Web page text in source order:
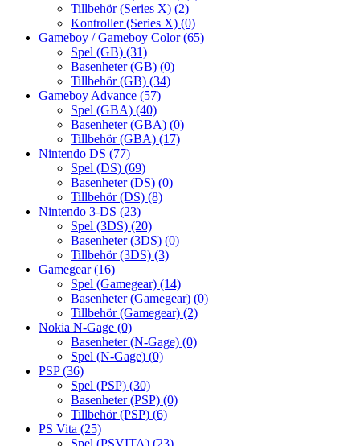
Tillbehör (Series X) (2)
Kontroller (Series X) (0)
Gameboy / Gameboy Color(65)
Spel (GB) (31)
Basenheter (GB) (0)
Tillbehör (GB) (34)
Gameboy Advance (57)
Spel (GBA) (40)
Basenheter (GBA) (0)
Tillbehör (GBA) (17)
Nintendo DS (77)
Spel (DS) (69)
Basenheter (DS) (0)
Tillbehör (DS) (8)
Nintendo 3-DS (23)
Spel (3DS) (20)
Basenheter (3DS) (0)
Tillbehör (3DS) (3)
Gamegear(16)
Spel (Gamegear) (14)
Basenheter (Gamegear) (0)
Tillbehör (Gamegear) (2)
Nokia N-Gage (0)
Basenheter (N-Gage) (0)
Spel (N-Gage) (0)
PSP(36)
Spel (PSP) (30)
Basenheter (PSP) (0)
Tillbehör (PSP) (6)
PS Vita (25)